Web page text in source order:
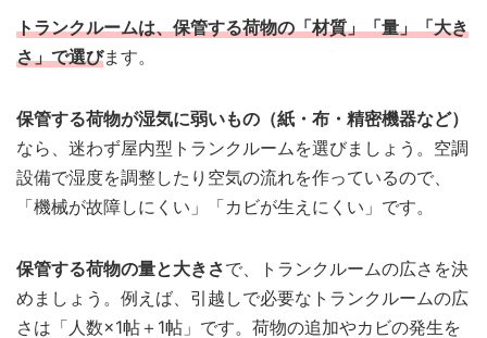
トランクルームは、保管する荷物の「材質」「量」「大き
さ」で選びます。
保管する荷物が湿気に弱いもの（紙・布・精密機器など）
なら、迷わず屋内型トランクルームを選びましょう。空調
設備で湿度を調整したり空気の流れを作っているので、
「機械が故障しにくい」「カビが生えにくい」です。
保管する荷物の量と大きさで、トランクルームの広さを決
めましょう。例えば、引越しで必要なトランクルームの広
さは「人数×1帖＋1帖」です。荷物の追加やカビの発生を